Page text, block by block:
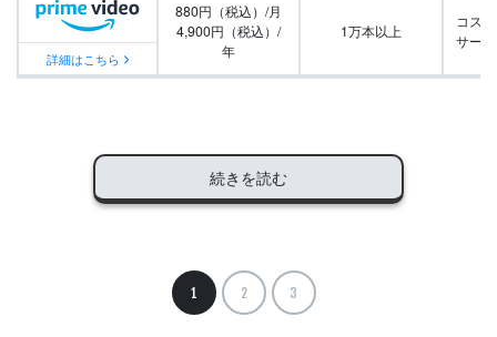
詳細はこちら
880円（税込）/月
4,900円（税込）/
年
1万本以上
コス
サー
続きを読む
1 2 3